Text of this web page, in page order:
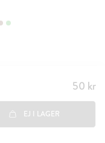
Pris:
50 kr
50 kr
EJ I LAGER